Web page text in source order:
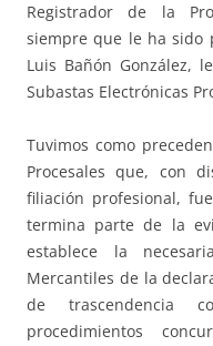
Registrador de la
siempre que le ha sido
Luis Bañón González,
Subastas Electrónicas
Tuvimos como
Procesales que, con
filiación profesional,
termina parte de la
establece la
Mercantiles de la
de trascendencia
procedimientos